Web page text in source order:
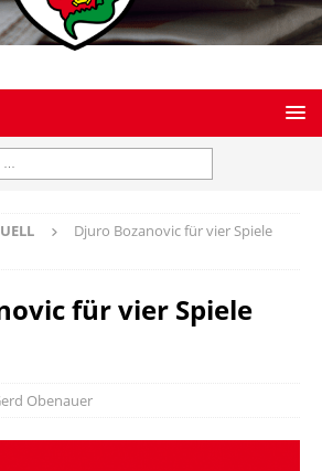
Djuro Bozanovic für vier Spiele
für vier Spiele
Obenauer